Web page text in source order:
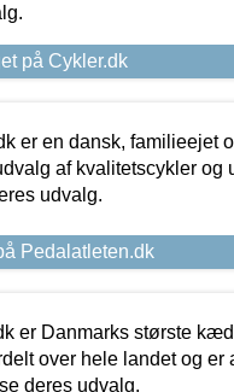
på Cykler.dk
er en dansk, familieejet
af kvalitetscykler og
udvalg.
Pedalatleten.dk
er Danmarks største
over hele landet og er
deres udvalg.